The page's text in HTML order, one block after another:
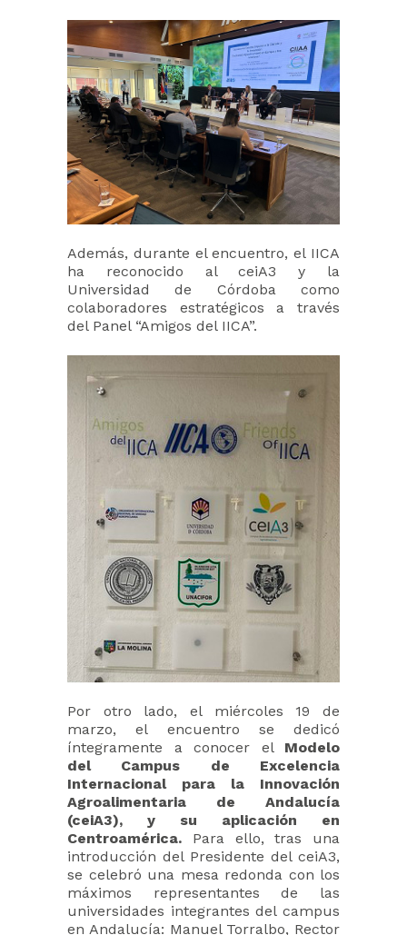
Además, durante el encuentro, el IICA
ha reconocido al ceiA3 y la
Universidad de Córdoba como
colaboradores estratégicos a través
del Panel “Amigos del IICA”.
Por otro lado, el miércoles 19 de
marzo, el encuentro se dedicó
íntegramente a conocer el Modelo
del Campus de Excelencia
Internacional para la Innovación
Agroalimentaria de Andalucía
(ceiA3), y su aplicación en
Centroamérica. Para ello, tras una
introducción del Presidente del ceiA3,
se celebró una mesa redonda con los
máximos representantes de las
universidades integrantes del campus
en Andalucía: Manuel Torralbo, Rector